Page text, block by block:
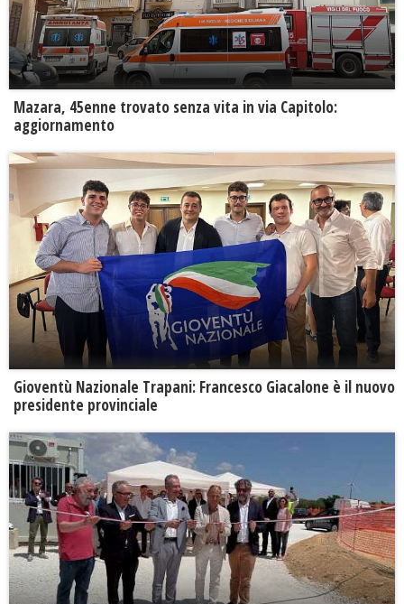
Mazara, 45enne trovato senza vita in via Capitolo:
aggiornamento
Gioventù Nazionale Trapani: Francesco Giacalone è il nuovo
presidente provinciale